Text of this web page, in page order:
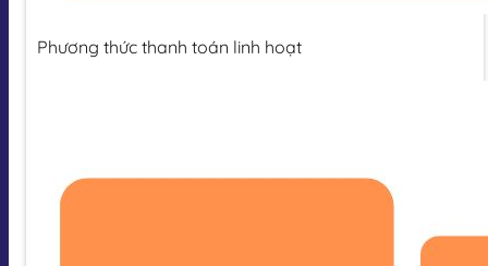
Phương thức thanh toán linh hoạt